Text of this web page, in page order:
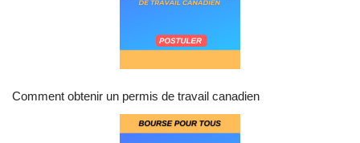
Comment obtenir un permis de travail canadien